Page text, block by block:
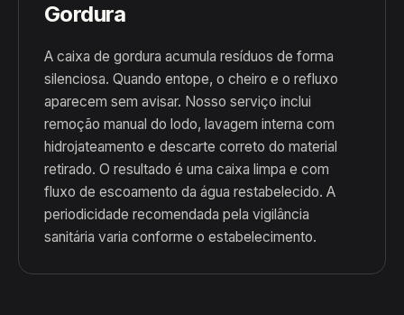
Gordura
A caixa de gordura acumula resíduos de forma
silenciosa. Quando entope, o cheiro e o refluxo
aparecem sem avisar. Nosso serviço inclui
remoção manual do lodo, lavagem interna com
hidrojateamento e descarte correto do material
retirado. O resultado é uma caixa limpa e com
fluxo de escoamento da água restabelecido. A
periodicidade recomendada pela vigilância
sanitária varia conforme o estabelecimento.